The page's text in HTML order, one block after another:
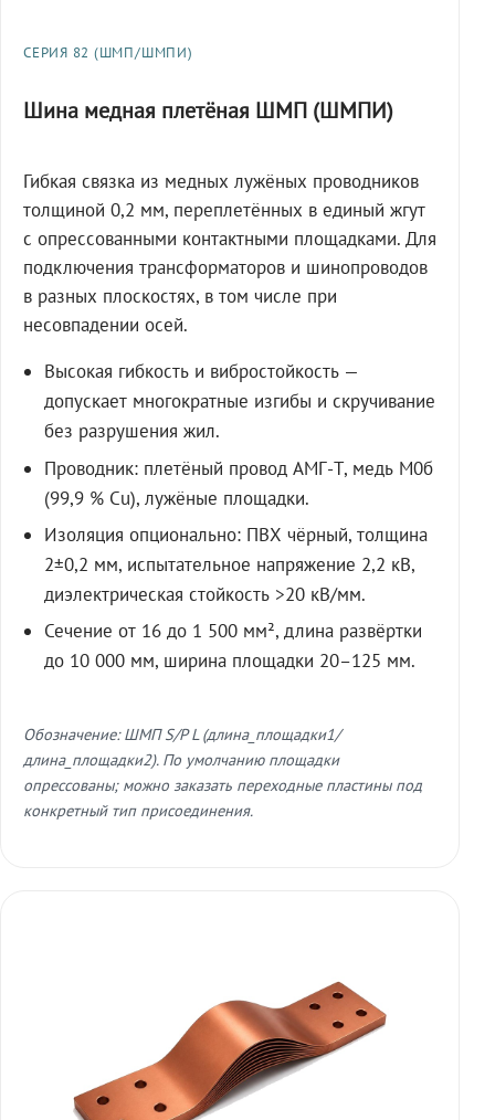
СЕРИЯ 82 (ШМП/ШМПИ)
Шина медная плетёная ШМП (ШМПИ)
Гибкая связка из медных лужёных проводников
толщиной 0,2 мм, переплетённых в единый жгут
с опрессованными контактными площадками. Для
подключения трансформаторов и шинопроводов
в разных плоскостях, в том числе при
несовпадении осей.
Высокая гибкость и вибростойкость —
допускает многократные изгибы и скручивание
без разрушения жил.
Проводник: плетёный провод АМГ-Т, медь М0б
(99,9 % Cu), лужёные площадки.
Изоляция опционально: ПВХ чёрный, толщина
2±0,2 мм, испытательное напряжение 2,2 кВ,
диэлектрическая стойкость >20 кВ/мм.
Сечение от 16 до 1 500 мм², длина развёртки
до 10 000 мм, ширина площадки 20–125 мм.
Обозначение: ШМП S/P L (длина_площадки1/
длина_площадки2). По умолчанию площадки
опрессованы; можно заказать переходные пластины под
конкретный тип присоединения.